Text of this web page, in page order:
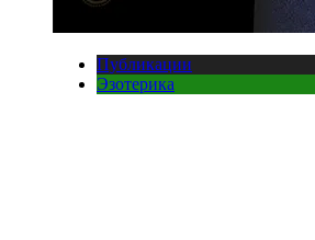
Публикации
Эзотерика